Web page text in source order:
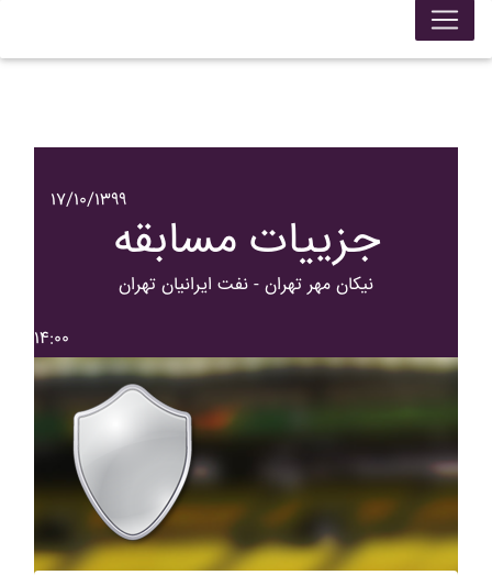
۱۷/۱۰/۱۳۹۹
جزییات مسابقه
نيکان مهر تهران - نفت ايرانيان تهران
۱۴:۰۰